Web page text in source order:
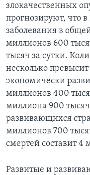
НЬЮ-ЙОРК NEW
АМЕРИКА. БОЛЬШОЕ
ТЕСТЫ
ВИДЕО
ПОДПИСКА НА
Learning English
СОЦИАЛЬНЫЕ СЕТИ
Языки
злокачественных
прогнозируют, что
заболевания в
миллионов 600
тысяч за сутки.
несколько
экономически
миллионов 400
миллиона 900
развивающихся
миллионов 700
смертей составит 4
Развитые и